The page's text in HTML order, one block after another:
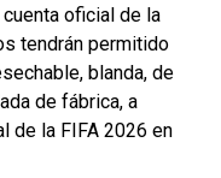
oficial de la
tendrán permitido
blanda, de
de fábrica, a
de la FIFA 2026 en